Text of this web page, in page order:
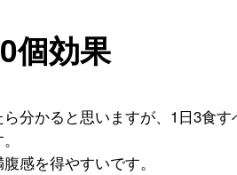
個効果
分かると思いますが、1日3食す
感を得やすいです。